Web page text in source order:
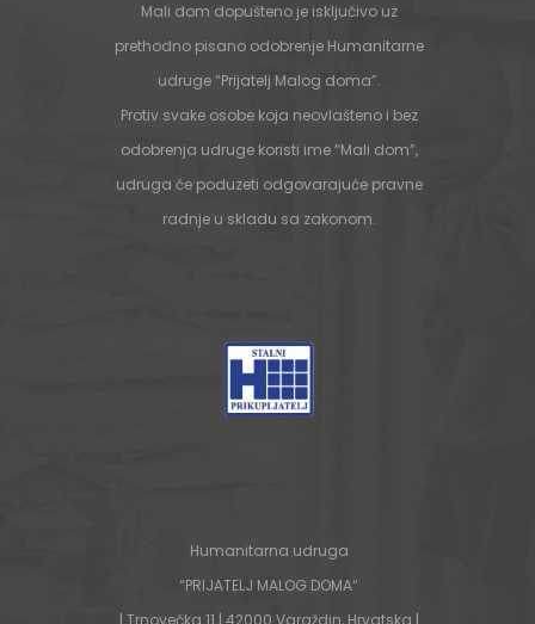
Mali dom dopušteno je isključivo uz
prethodno pisano odobrenje Humanitarne
udruge “Prijatelj Malog doma”.
Protiv svake osobe koja neovlašteno i bez
odobrenja udruge koristi ime “Mali dom”,
udruga će poduzeti odgovarajuće pravne
radnje u skladu sa zakonom.
Humanitarna udruga
“PRIJATELJ MALOG DOMA“
| Trnovečka 11 | 42000 Varaždin, Hrvatska |